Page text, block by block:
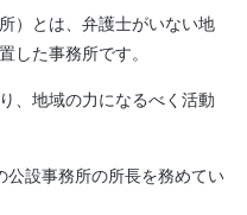
）とは、弁護士がいない地
した事務所です。
、地域の力になるべく活動
公設事務所の所長を務めてい